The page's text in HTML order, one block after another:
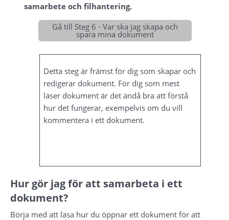
samarbete och filhantering.
Gå till Steg 6 - Var ska jag skapa och
spara mina dokument
Detta steg är främst för dig som skapar och
redigerar dokument. För dig som mest
läser dokument är det ändå bra att förstå
hur det fungerar, exempelvis om du vill
kommentera i ett dokument.
Hur gör jag för att samarbeta i ett
dokument?
Börja med att läsa hur du öppnar ett dokument för att